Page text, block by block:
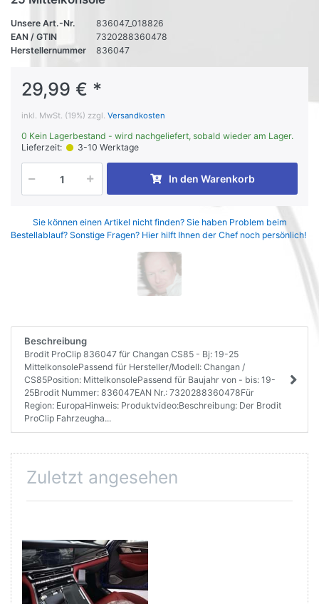
Unsere Art.-Nr.
836047_018826
EAN / GTIN
7320288360478
Herstellernummer
836047
29,99 € *
inkl. MwSt. (19%) zzgl. Versandkosten
0 Kein Lagerbestand - wird nachgeliefert, sobald wieder am Lager.
Lieferzeit:
3-10 Werktage
In den Warenkorb
Sie können einen Artikel nicht finden? Sie haben Problem beim
Bestellablauf? Sonstige Fragen? Hier hilft Ihnen der Chef noch persönlich!
Beschreibung
Brodit ProClip 836047 für Changan CS85 - Bj: 19-25
MittelkonsolePassend für Hersteller/Modell: Changan /
CS85Position: MittelkonsolePassend für Baujahr von - bis: 19-
25Brodit Nummer: 836047EAN Nr.: 7320288360478Für
Region: EuropaHinweis: Produktvideo:Beschreibung: Der Brodit
ProClip Fahrzeugha...
Zuletzt angesehen